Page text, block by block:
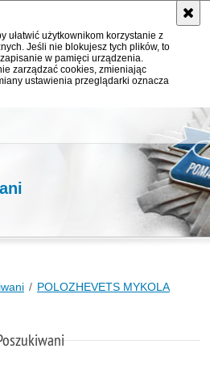
ułatwić użytkownikom korzystanie z
Jeśli nie blokujesz tych plików, to
w pamięci urządzenia.
zarządzać cookies, zmieniając
ustawienia przeglądarki oznacza
POLOZHEVETS MYKOLA